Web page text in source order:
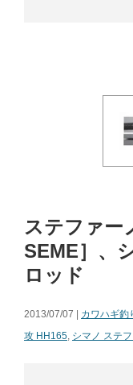
ステファー
SEME］、
ロッド
2013/07/07 | カワハギ釣
攻 HH165 シマノ ステ